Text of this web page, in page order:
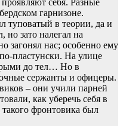
гарнизоне.
туповатый в теории, да и
но зато налегал на
загонял нас; особенно ему
по-пластунски. На улице
до тел… Но в
сержанты и офицеры.
– они учили парней
как уберечь себя в
фронтовика был